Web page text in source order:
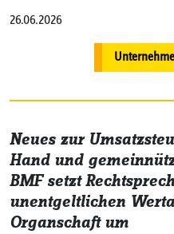
26.06.2026
Neues zur
Hand und
BMF setzt
unentgeltlichen
Organschaft um